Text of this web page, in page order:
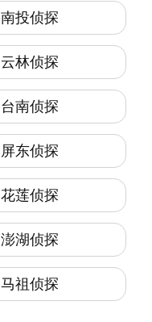
南投侦探
云林侦探
台南侦探
屏东侦探
花莲侦探
澎湖侦探
马祖侦探